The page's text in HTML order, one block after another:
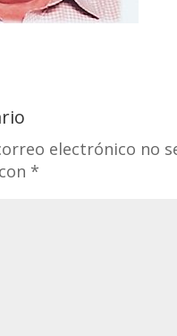
electrónico no
*